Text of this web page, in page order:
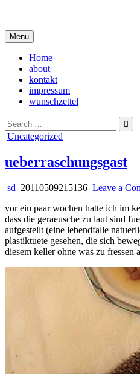
content
Menu
Home
about
kontakt
impressum
wunschzettel
Search
for:
Posted
Uncategorized
ueberraschungsgast
sd 20110509215136 Leave a
vor ein paar wochen hatte ich im
dass die geraeusche zu laut sind
aufgestellt (eine lebendfalle
plastiktuete gesehen, die sich
diesem keller ohne was zu fressen